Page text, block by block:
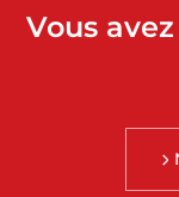
Vous